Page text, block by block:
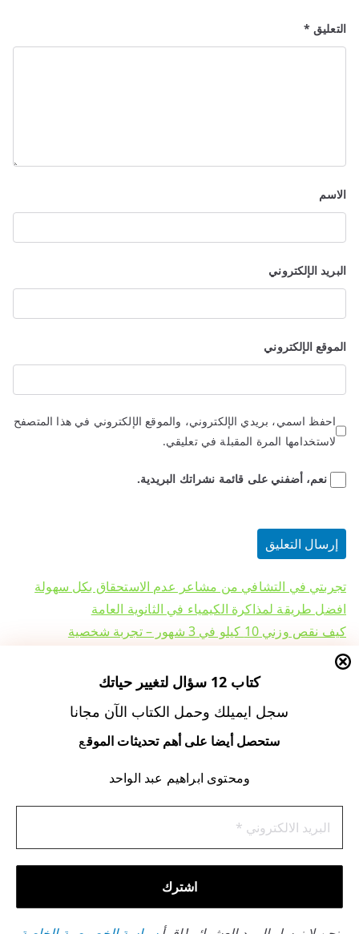
كتاب 12 سؤال لتغيير حياتك
سجل ايميلك وحمل الكتاب الآن مجانا
ستحصل أيضا على أهم تحديثات الموقع
ومحتوى ابراهيم عبد الواحد
التعليق *
الاسم
البريد الإلكتروني
الموقع الإلكتروني
احفظ اسمي، بريدي الإلكتروني، والموقع الإلكتروني في هذا المتصفح
لاستخدامها المرة المقبلة في تعليقي.
نعم، أضفني على قائمة نشراتك البريدية.
تجربتي في التشافي من مشاعر عدم الاستحقاق بكل سهولة
افضل طريقة لمذاكرة الكيمياء في الثانوية العامة
كيف نقص وزني 10 كيلو في 3 شهور – تجربة شخصية
تجربتي في قراءة سورة البقرة يوميا والمعجزات التي حدثت لي
الالتزام بسورة البقرة في السفر والترحال وتأثيرها النفسي –
اسرار زيادة الرزق وجلب المال
تجارب شخصية لتحسين حياتي
تطوير الذات وتحسين جودة الحياة
مقالات قديمة